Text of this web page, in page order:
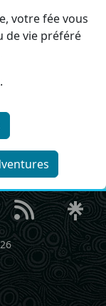
votre fée vous
de vie préféré